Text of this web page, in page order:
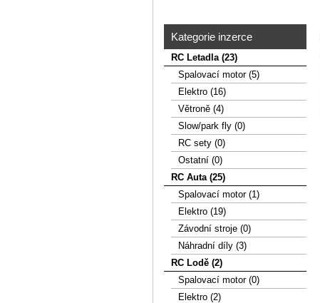
Kategorie inzerce
RC Letadla (23)
Spalovací­ motor (5)
Elektro (16)
Větroně (4)
Slow/park fly (0)
RC sety (0)
Ostatní (0)
RC Auta (25)
Spalovací motor (1)
Elektro (19)
Závodní stroje (0)
Náhradní díly (3)
RC Lodě (2)
Spalovací motor (0)
Elektro (2)